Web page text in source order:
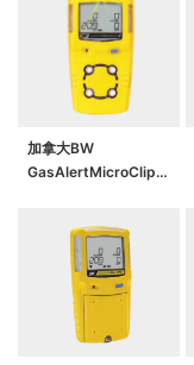
加拿大BW
GasAlertMicroClip